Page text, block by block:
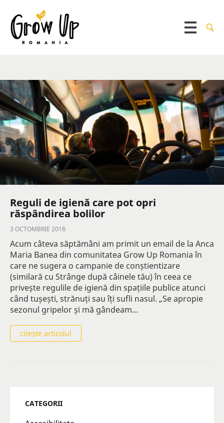
Reguli de igienă care pot opri
răspândirea bolilor
3 OCTOMBRIE 2018
Acum câteva săptămâni am primit un email de la Anca
Maria Banea din comunitatea Grow Up Romania în
care ne sugera o campanie de conștientizare
(similară cu Strânge după câinele tău) în ceea ce
privește regulile de igienă din spațiile publice atunci
când tușești, strănuți sau îți sufli nasul. „Se apropie
sezonul gripelor și mă gândeam…
citeşte articolul
CATEGORII